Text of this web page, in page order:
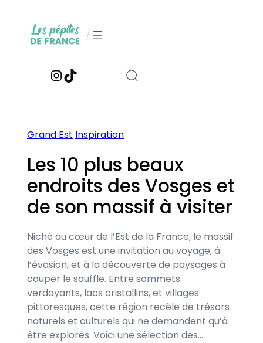
contenu
/
Instagram
TikTok
Grand Est Inspiration
Les 10 plus beaux
endroits des Vosges et
de son massif à visiter
Niché au cœur de l’Est de la France, le massif
des Vosges est une invitation au voyage, à
l’évasion, et à la découverte de paysages à
couper le souffle. Entre sommets
verdoyants, lacs cristallins, et villages
pittoresques, cette région recèle de trésors
naturels et culturels qui ne demandent qu’à
être explorés. Voici une sélection des…